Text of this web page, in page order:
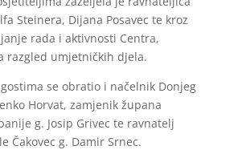
Steinera, Dijana Posavec te kroz
rada i aktivnosti Centra,
razgled umjetničkih djela.
se obratio i načelnik Donjeg
Horvat, zamjenik župana
g. Josip Grivec te ravnatelj
Čakovec g. Damir Srnec.